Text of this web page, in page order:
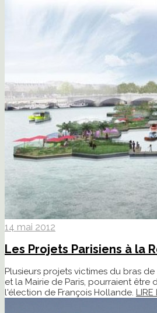
14 mai 2012
Les Projets Parisiens à la
Plusieurs projets victimes du bras
et la Mairie de Paris, pourraient être
l'élection de François Hollande. LIRE